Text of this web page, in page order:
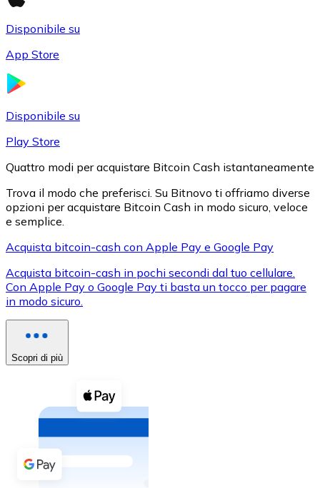
XRP
XRP
Vedi tutto
Buoni cripto
Acquista criptovalute in contanti e altri mezzi di
Acquista con contanti
Bonifico SEPA
Disponibile su
App Store
Disponibile su
Play Store
Quattro modi per acquistare Bitcoin Cash istantaneamente
Trova il modo che preferisci. Su Bitnovo ti offriamo diverse
opzioni per acquistare Bitcoin Cash in modo sicuro, veloce
e semplice.
Acquista bitcoin-cash con Apple Pay e Google Pay
Acquista bitcoin-cash in pochi secondi dal tuo cellulare.
Con Apple Pay o Google Pay ti basta un tocco per pagare
in modo sicuro.
Scopri di più